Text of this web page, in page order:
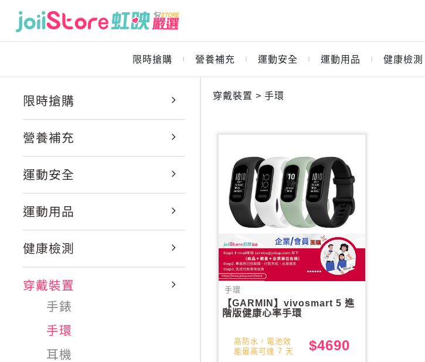
限時搶購 營養補充 運動安全 運動用品 健康檢測
限時搶購
營養補充
運動安全
運動用品
健康檢測
穿戴裝置
手錶
手環
耳機
穿戴裝置 > 手環
手環
【GARMIN】vivosmart 5 進
階版健康心率手環
高防水，電池效
能最高可達 7 天
$4690